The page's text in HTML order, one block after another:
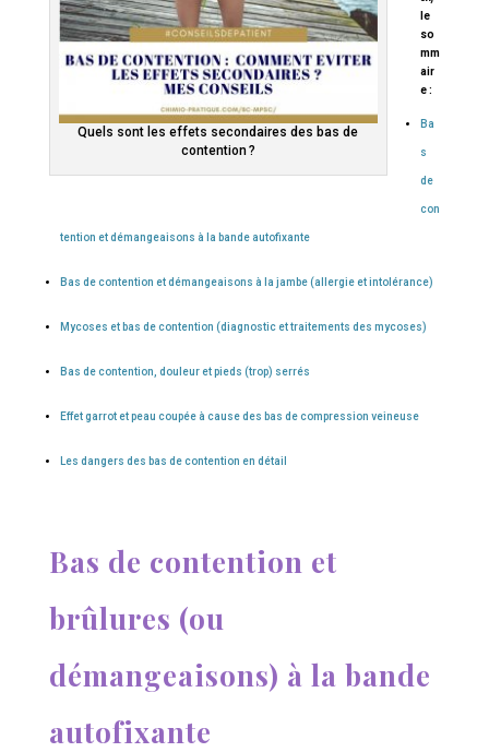
Quels sont les effets secondaires des bas de
contention ?
le
so
mm
air
e :
Ba
s
de
con
tention et démangeaisons à la bande autofixante
Bas de contention et démangeaisons à la jambe (allergie et intolérance)
Mycoses et bas de contention (diagnostic et traitements des mycoses)
Bas de contention, douleur et pieds (trop) serrés
Effet garrot et peau coupée à cause des bas de compression veineuse
Les dangers des bas de contention en détail
Bas de contention et
brûlures (ou
démangeaisons) à la bande
autofixante